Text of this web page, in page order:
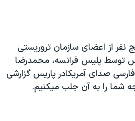
نفر از اعضای سازمان تروريستی
توسط پليس فرانسه، محمدرضا
صدای آمريکادر پاريس گزارشی
شما را به آن جلب ميکنيم.